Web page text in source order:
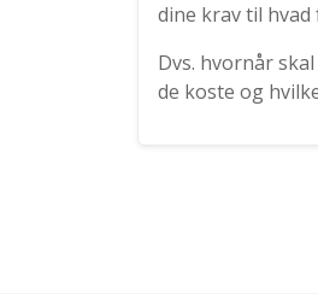
dine krav til
Dvs. hvornår
de koste og